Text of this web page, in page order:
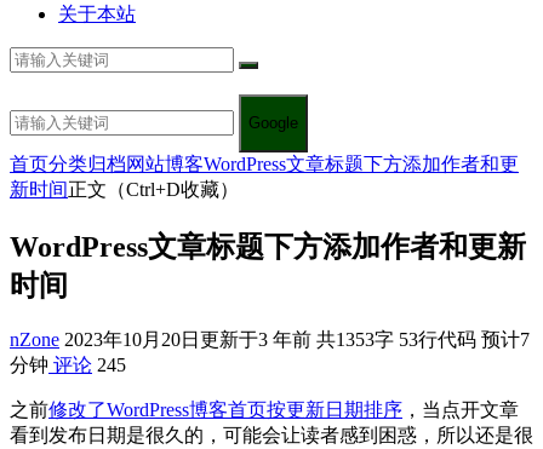
关于本站
Google
首页分类归档网站博客WordPress文章标题下方添加作者和更
新时间正文（Ctrl+D收藏）
WordPress文章标题下方添加作者和更新
时间
nZone 2023年10月20日 更新于3 年前 共1353字 53行代码 预计7
分钟 评论 245
之前修改了WordPress博客首页按更新日期排序 ，当点开文章
看到发布日期是很久的，可能会让读者感到困惑，所以还是很